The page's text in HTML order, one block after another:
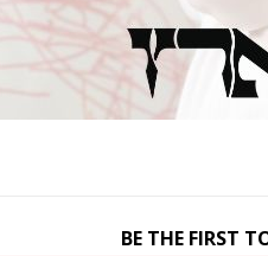
BE THE FIRST